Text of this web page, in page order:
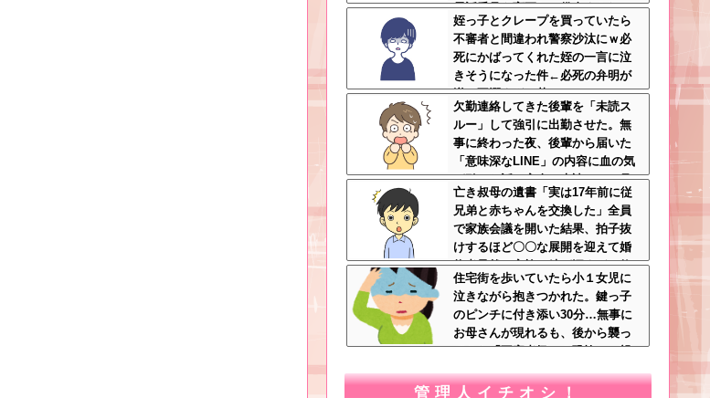
電話番号を変更し、借金まみれに
なっていた話ｗｗｗｗｗ
姪っ子とクレープを買っていたら
不審者と間違われ警察沙汰にｗ必
死にかばってくれた姪の一言に泣
きそうになった件←必死の弁明が
逆に不憫すぎて草
欠勤連絡してきた後輩を「未読ス
ルー」して強引に出勤させた。無
事に終わった夜、後輩から届いた
「意味深なLINE」の内容に血の気
が引いた話←完全に未読スルー見
抜かれてて草
亡き叔母の遺書「実は17年前に従
兄弟と赤ちゃんを交換した」全員
で家族会議を開いた結果、拍子抜
けするほど〇〇な展開を迎えて婚
約者呆然←家族の絆が深すぎて修
羅場にならんかった
住宅街を歩いていたら小１女児に
泣きながら抱きつかれた。鍵っ子
のピンチに付き添い30分…無事に
お母さんが現れるも、後から襲っ
てきた「不審者扱いの恐怖」←親
の中怖すぎる
管理人イチオシ！